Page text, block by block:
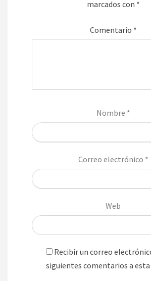
marcados con *
Comentario *
Nombre *
Correo electrónico *
Web
Recibir un correo
siguientes comentarios a